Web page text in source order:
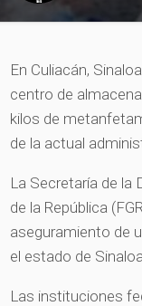
En Culiacán,
centro de
kilos de
de la actual
La Secretaría de la
de la República
aseguramiento de
el estado de
Las instituciones